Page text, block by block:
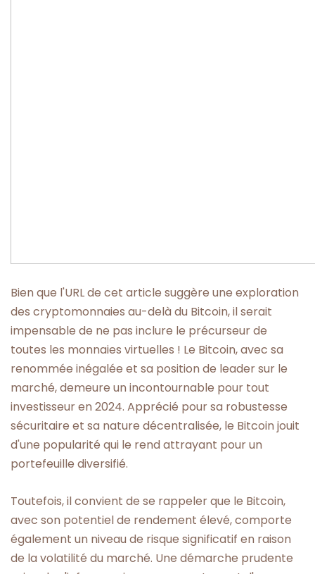
Bien que l'URL de cet article suggère une exploration
des cryptomonnaies au-delà du Bitcoin, il serait
impensable de ne pas inclure le précurseur de
toutes les monnaies virtuelles ! Le Bitcoin, avec sa
renommée inégalée et sa position de leader sur le
marché, demeure un incontournable pour tout
investisseur en 2024. Apprécié pour sa robustesse
sécuritaire et sa nature décentralisée, le Bitcoin jouit
d'une popularité qui le rend attrayant pour un
portefeuille diversifié.
Toutefois, il convient de se rappeler que le Bitcoin,
avec son potentiel de rendement élevé, comporte
également un niveau de risque significatif en raison
de la volatilité du marché. Une démarche prudente